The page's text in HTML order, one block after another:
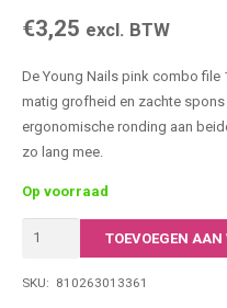
€3,25 excl. BTW
De Young Nails pink combo file
matig grofheid en zachte spons
ergonomische ronding aan
zo lang mee.
Op voorraad
Pink
File
TOEVOEGEN AAN
SKU: 810263013361